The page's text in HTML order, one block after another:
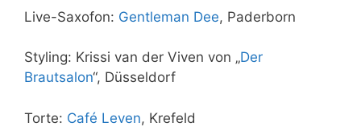
Live-Saxofon: Gentleman Dee, Paderborn
Styling: Krissi van der Viven von „Der
Brautsalon“, Düsseldorf
Torte: Café Leven, Krefeld